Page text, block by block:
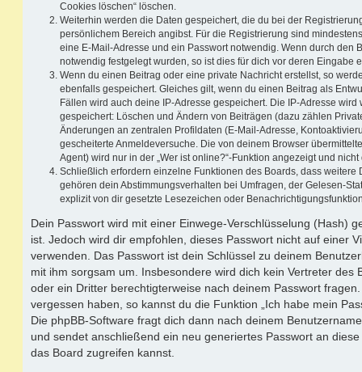
Cookies löschen“ löschen.
Weiterhin werden die Daten gespeichert, die du bei der
persönlichem Bereich angibst. Für die Registrierung sind
eine E-Mail-Adresse und ein Passwort notwendig. Wenn durch den
notwendig festgelegt wurden, so ist dies für dich vor deren Eingabe
Wenn du einen Beitrag oder eine private Nachricht erstellst, so
ebenfalls gespeichert. Gleiches gilt, wenn du einen Beitrag als
Fällen wird auch deine IP-Adresse gespeichert. Die IP-Adresse
gespeichert: Löschen und Ändern von Beiträgen (dazu zählen
Änderungen an zentralen Profildaten (E-Mail-Adresse,
gescheiterte Anmeldeversuche. Die von deinem Browser
Agent) wird nur in der „Wer ist online?“-Funktion angezeigt und
Schließlich erfordern einzelne Funktionen des Boards, dass weitere
gehören dein Abstimmungsverhalten bei Umfragen, der Gelesen-
explizit von dir gesetzte Lesezeichen oder
Dein Passwort wird mit einer Einwege-Verschlüsselung (Hash)
ist. Jedoch wird dir empfohlen, dieses Passwort nicht auf einer
verwenden. Das Passwort ist dein Schlüssel zu deinem
mit ihm sorgsam um. Insbesondere wird dich kein Vertreter des
oder ein Dritter berechtigterweise nach deinem Passwort
vergessen haben, so kannst du die Funktion „Ich habe mein
Die phpBB-Software fragt dich dann nach deinem
und sendet anschließend ein neu generiertes Passwort an
das Board zugreifen kannst.